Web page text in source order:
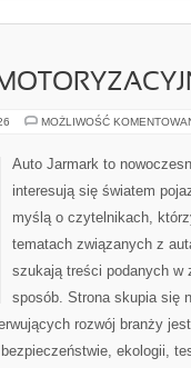
MOŻLIWOŚĆ
Auto Jarmark to
interesują się światem
myślą o czytelnikach,
tematach związanych z
szukają treści podanych w
sposób. Strona skupia się
rozwój branży
ekologii,